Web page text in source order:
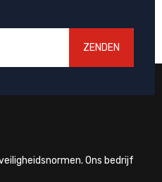
ZENDEN
Ons bedrijf